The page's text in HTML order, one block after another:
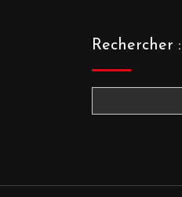
Rechercher :